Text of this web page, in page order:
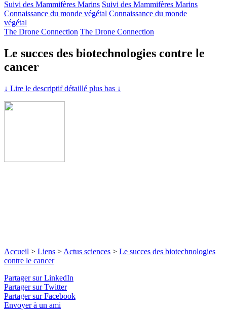
Suivi des Mammifères Marins Suivi des Mammifères Marins
Connaissance du monde végétal Connaissance du monde
végétal
The Drone Connection The Drone Connection
Le succes des biotechnologies contre le
cancer
↓ Lire le descriptif détaillé plus bas ↓
Accueil > Liens > Actus sciences > Le succes des biotechnologies
contre le cancer
Partager sur LinkedIn
Partager sur Twitter
Partager sur Facebook
Envoyer à un ami